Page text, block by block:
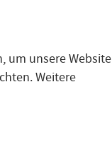
um unsere Website
Weitere